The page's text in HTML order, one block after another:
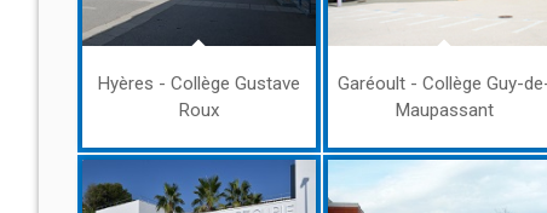
Hyères - Collège Gustave
Roux
Garéoult - Collège Guy-
Maupassant